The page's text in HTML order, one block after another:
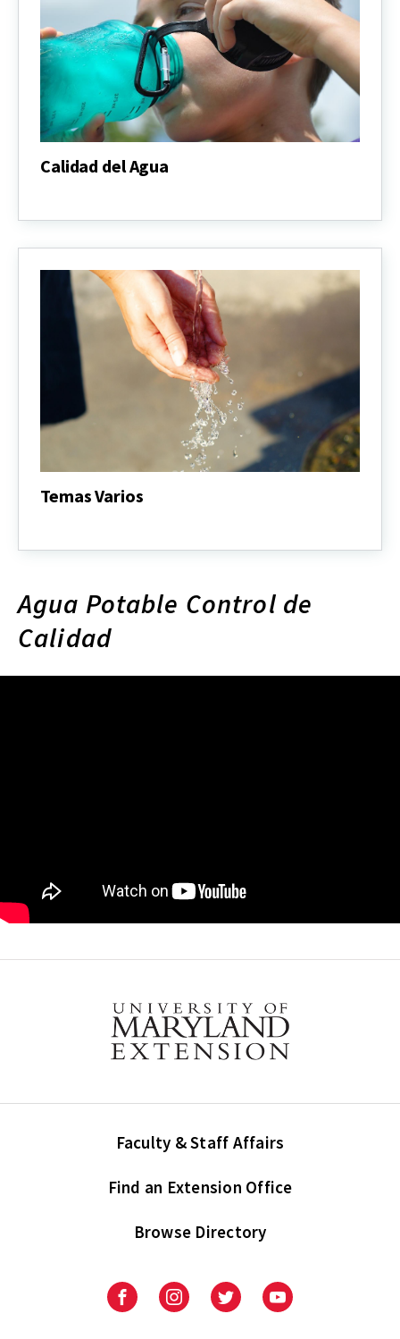
Calidad del Agua
Agua
Temas Varios
Agua Potable Control de
Calidad
Faculty & Staff Affairs
Find an Extension Office
Browse Directory
UniversityUniversityUniversityUniversity